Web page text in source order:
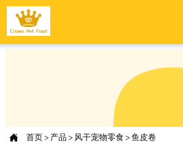
 首页 > 产品> 风干宠物零食>鱼皮卷